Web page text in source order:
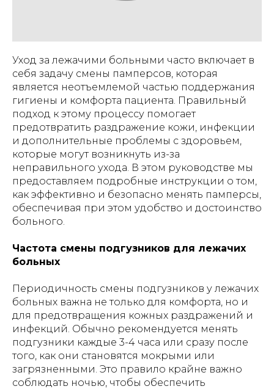
Уход за лежачими больными часто включает в
себя задачу смены памперсов, которая
является неотъемлемой частью поддержания
гигиены и комфорта пациента. Правильный
подход к этому процессу помогает
предотвратить раздражение кожи, инфекции
и дополнительные проблемы с здоровьем,
которые могут возникнуть из-за
неправильного ухода. В этом руководстве мы
предоставляем подробные инструкции о том,
как эффективно и безопасно менять памперсы,
обеспечивая при этом удобство и достоинство
больного.
Частота смены подгузников для лежачих
больных
Периодичность смены подгузников у лежачих
больных важна не только для комфорта, но и
для предотвращения кожных раздражений и
инфекций. Обычно рекомендуется менять
подгузники каждые 3-4 часа или сразу после
того, как они становятся мокрыми или
загрязненными. Это правило крайне важно
соблюдать ночью, чтобы обеспечить